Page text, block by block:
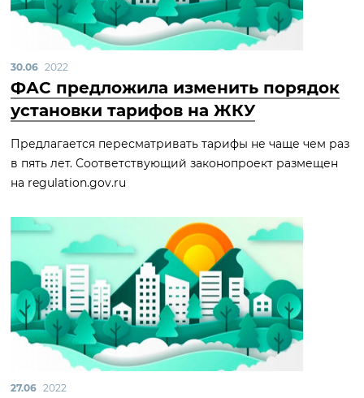
30.06 2022
ФАС предложила изменить порядок
установки тарифов на ЖКУ
Предлагается пересматривать тарифы не чаще чем раз
в пять лет. Соответствующий законопроект размещен
на regulation.gov.ru
27.06 2022